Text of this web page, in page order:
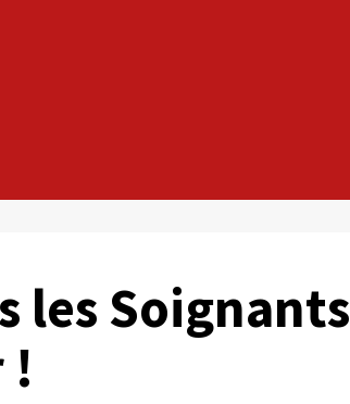
les Soignants
!